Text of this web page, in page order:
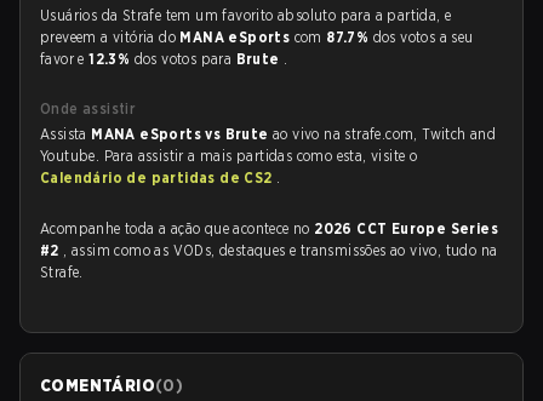
Usuários da Strafe tem um favorito absoluto para a partida, e
preveem a vitória do MANA eSports com 87.7% dos votos a seu
favor e12.3% dos votos para Brute .
Onde assistir
Assista MANA eSports vs Bruteao vivo na strafe.com, Twitch and
Youtube. Para assistir a mais partidas como esta, visite o
Calendário de partidas de CS2 .
Acompanhe toda a ação que acontece no 2026 CCT Europe Series
#2 , assim como as VODs, destaques e transmissões ao vivo, tudo na
Strafe.
COMENTÁRIO(0)